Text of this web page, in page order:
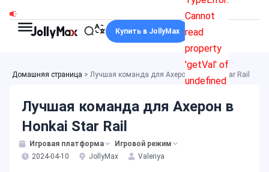
содержимому
Cannot
read
property
'getVal' of
undefined
Купить в JollyMax
Домашняя страница > Лучшая команда для Ахерон в Honkai Star Rail
Лучшая команда для Ахерон в
Honkai Star Rail
Игровая платформа
Игровой режим
2024-04-10
JollyMax Valeriya